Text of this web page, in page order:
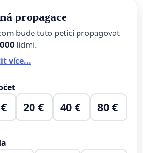
propagace
bude tuto petici propagovat
lidmi.
více...
20 € 40 € 80 €